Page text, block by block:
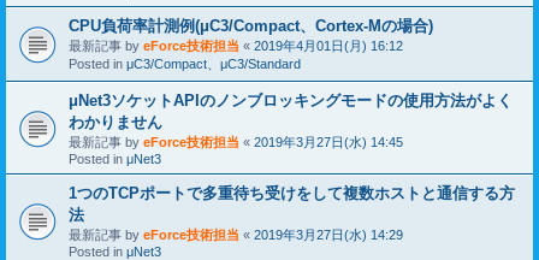
CPU負荷率計測例(μC3/Compact、Cortex-Mの場合)
最新記事 by eForce技術担当 « 2019年4月01日(月) 16:12
Posted in μC3/Compact、μC3/Standard
μNet3ソケットAPIのノンブロッキングモードの使用方法がよく
わかりません
最新記事 by eForce技術担当 « 2019年3月27日(水) 14:45
Posted in μNet3
1つのTCPポートで多重待ち受けをして複数ホストと通信する方
法
最新記事 by eForce技術担当 « 2019年3月27日(水) 14:29
Posted in μNet3